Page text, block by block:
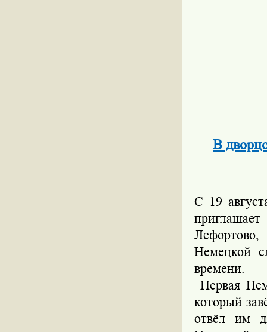
В
С 19
Немецкой
времени.
Первая
который
отвёл им